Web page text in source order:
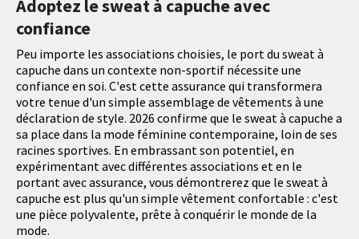
Adoptez le sweat à capuche avec
confiance
Peu importe les associations choisies, le port du sweat à
capuche dans un contexte non-sportif nécessite une
confiance en soi. C'est cette assurance qui transformera
votre tenue d'un simple assemblage de vêtements à une
déclaration de style. 2026 confirme que le sweat à capuche a
sa place dans la mode féminine contemporaine, loin de ses
racines sportives. En embrassant son potentiel, en
expérimentant avec différentes associations et en le
portant avec assurance, vous démontrerez que le sweat à
capuche est plus qu'un simple vêtement confortable : c'est
une pièce polyvalente, prête à conquérir le monde de la
mode.